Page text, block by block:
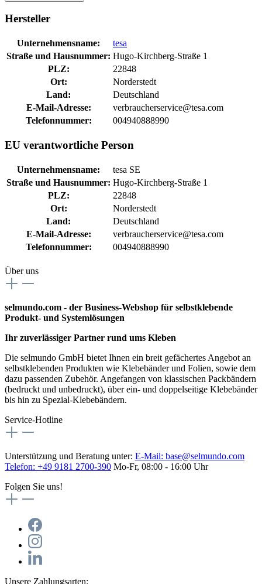
Hersteller
Unternehmensname:
tesa
Straße und Hausnummer: Hugo-Kirchberg-Straße 1
PLZ:
22848
Ort:
Norderstedt
Land:
Deutschland
E-Mail-Adresse:
verbraucherservice@tesa.com
Telefonnummer:
004940888990
EU verantwortliche Person
Unternehmensname:
tesa SE
Straße und Hausnummer: Hugo-Kirchberg-Straße 1
PLZ:
22848
Ort:
Norderstedt
Land:
Deutschland
E-Mail-Adresse:
verbraucherservice@tesa.com
Telefonnummer:
004940888990
Über uns
selmundo.com - der Business-Webshop für selbstklebende
Produkt- und Systemlösungen
Ihr zuverlässiger Partner rund ums Kleben
Die selmundo GmbH bietet Ihnen ein breit gefächertes Angebot an
selbstklebenden Produkten wie Klebebänder und Folien, sowie dem
dazu passenden Zubehör. Angefangen von klassischen Packbändern
(bedruckt und unbedruckt), über ein- und doppelseitige Klebebänder
bis hin zu Spezial-Klebebändern.
Service-Hotline
Unterstützung und Beratung unter: E-Mail: base@selmundo.com
Telefon: +49 9181 2700-390 Mo-Fr, 08:00 - 16:00 Uhr
Folgen Sie uns!
Unsere Zahlungsarten: